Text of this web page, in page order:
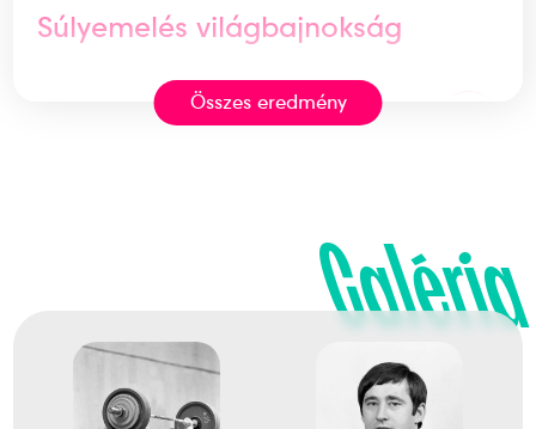
Súlyemelés világbajnokság
Gettysburg
Egyesült Államok
Súlyemelés világbajnokság
Összes eredmény
Galéria